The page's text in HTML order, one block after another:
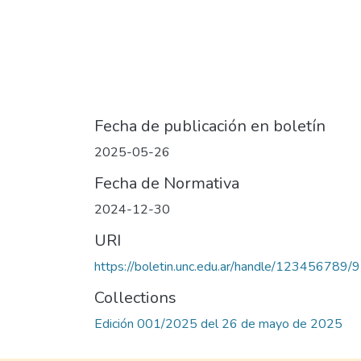
Fecha de publicación en boletín
2025-05-26
Fecha de Normativa
2024-12-30
URI
https://boletin.unc.edu.ar/handle/123456789/
Collections
Edición 001/2025 del 26 de mayo de 2025